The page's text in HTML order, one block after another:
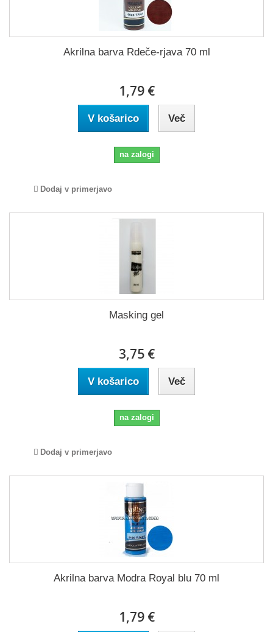
Akrilna barva Rdeče-rjava 70 ml
1,79 €
V košarico Več
na zalogi
Dodaj v primerjavo
Masking gel
3,75 €
V košarico Več
na zalogi
Dodaj v primerjavo
Akrilna barva Modra Royal blu 70 ml
1,79 €